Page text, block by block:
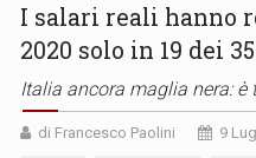
I salari reali hanno
2020 solo in 19 dei
Italia ancora maglia nera: è
di Francesco Paolini 9